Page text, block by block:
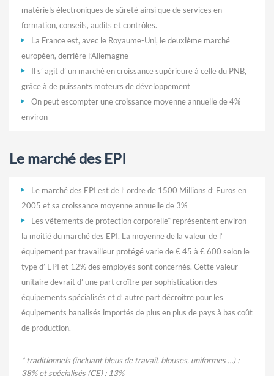
matériels électroniques de sûreté ainsi que de services en
formation, conseils, audits et contrôles.
La France est, avec le Royaume-Uni, le deuxième marché
européen, derrière l’Allemagne
Il s’ agit d’ un marché en croissance supérieure à celle du PNB,
grâce à de puissants moteurs de développement
On peut escompter une croissance moyenne annuelle de 4%
environ
Le marché des EPI
Le marché des EPI est de l’ ordre de 1500 Millions d’ Euros en
2005 et sa croissance moyenne annuelle de 3%
Les vêtements de protection corporelle* représentent environ
la moitié du marché des EPI. La moyenne de la valeur de l’
équipement par travailleur protégé varie de € 45 à € 600 selon le
type d’ EPI et 12% des employés sont concernés. Cette valeur
unitaire devrait d’ une part croître par sophistication des
équipements spécialisés et d’ autre part décroître pour les
équipements banalisés importés de plus en plus de pays à bas coût
de production.
* traditionnels (incluant bleus de travail, blouses, uniformes …) :
38% et spécialisés (CE) : 13%